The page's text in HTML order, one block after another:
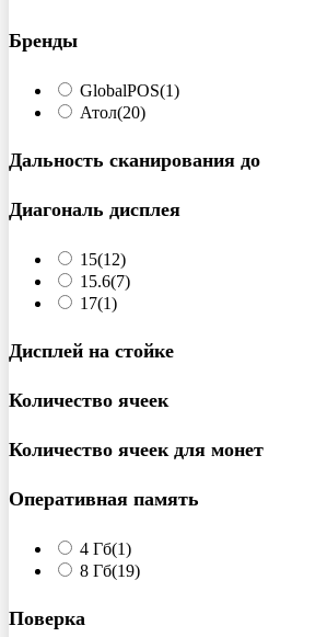
Бренды
GlobalPOS(1)
Атол(20)
Дальность сканирования до
Диагональ дисплея
15(12)
15.6(7)
17(1)
Дисплей на стойке
Количество ячеек
Количество ячеек для монет
Оперативная память
4 Гб(1)
8 Гб(19)
Поверка